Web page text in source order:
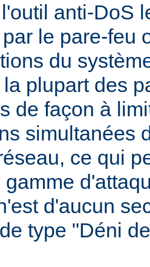
anti-DoS
le pare-feu
du
plupart des
de façon à
simultanées
ce qui
gamme
d'aucun
type "Déni